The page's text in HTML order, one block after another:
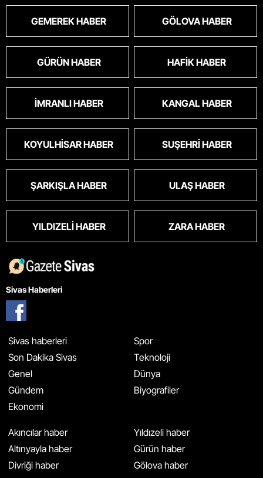
GEMEREK HABER GÖLOVA HABER
GÜRÜN HABER HAFIK HABER
İMRANLI HABER KANGAL HABER
KOYULHISAR HABER SUŞEHRI HABER
ŞARKIŞLA HABER ULAŞ HABER
YILDIZELI HABER ZARA HABER
Sivas Haberleri
Sivas haberleri
Son Dakika Sivas
Genel
Gündem
Ekonomi
Spor
Teknoloji
Dünya
Biyografiler
Akıncılar haber
Altınyayla haber
Divriği haber
Yıldızeli haber
Gürün haber
Gölova haber